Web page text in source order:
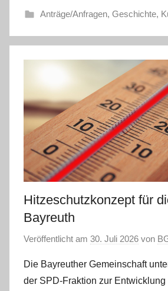
Anträge/Anfragen, Geschichte,
Hitzeschutzkonzept für
Bayreuth
Veröffentlicht am 30. Juli 2026 von
Die Bayreuther Gemeinschaft
der SPD-Fraktion zur Entwicklung